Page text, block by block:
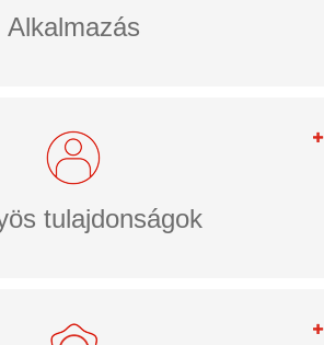
Alkalmazás
tulajdonságok